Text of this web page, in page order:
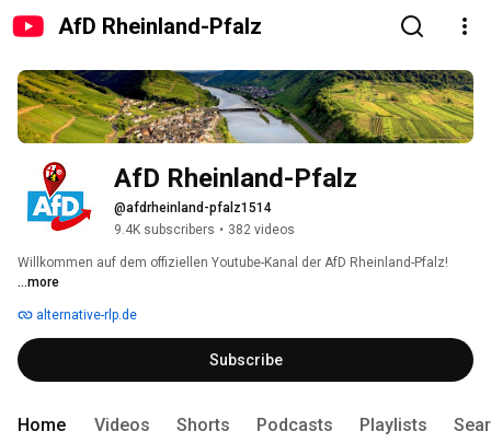
AfD Rheinland-Pfalz
AfD Rheinland-Pfalz
@afdrheinland-pfalz1514
9.4K subscribers • 382 videos
Willkommen auf dem offiziellen Youtube-Kanal der AfD Rheinland-Pfalz!
...more
alternative-rlp.de
Subscribe
Home Videos Shorts Podcasts Playlists